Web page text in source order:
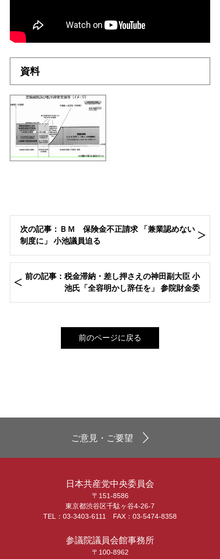
資料
次の記事：ＢＭ 保険金不正請求 「兼業認めない
制度に」 小池議員迫る
前の記事：税金滞納・差し押さえの神田副大臣 小
池氏「全容明かし辞任を」 参院財金委
前のページに戻る
ご意見・ご要望
日本共産党中央委員会
〒151-8586
東京都渋谷区千駄ヶ谷4-26-7
TEL：03-3403-6111 FAX：03-5474-8358
参議院議員会館事務所
〒100-8962